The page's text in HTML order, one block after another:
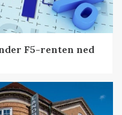
F5-renten ned